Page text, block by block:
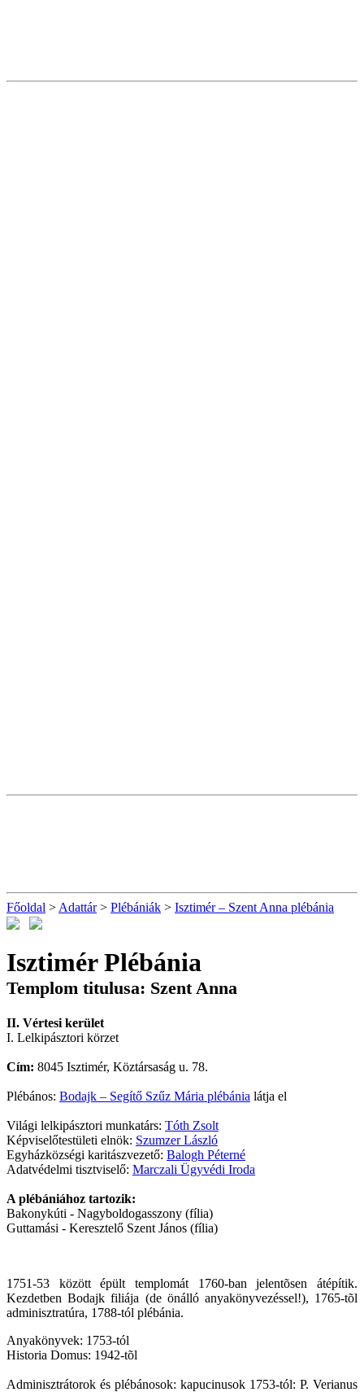
Főoldal > Adattár> Plébániák > Isztimér – Szent Anna plébánia
Isztimér Plébánia
Templom titulusa: Szent Anna
II. Vértesi kerület
I. Lelkipásztori körzet
Cím: 8045 Isztimér, Köztársaság u. 78.
Plébános: Bodajk – Segítő Szűz Mária plébánia látja el
Világi lelkipásztori munkatárs: Tóth Zsolt
Képviselőtestületi elnök: Szumzer László
Egyházközségi karitászvezető: Balogh Péterné
Adatvédelmi tisztviselő: Marczali Ügyvédi Iroda
A plébániához tartozik:
Bakonykúti - Nagyboldogasszony (fília)
Guttamási - Keresztelő Szent János (fília)
1751-53 között épült templomát 1760-ban jelentõsen átépítik.
Kezdetben Bodajk filiája (de önálló anyakönyvezéssel!), 1765-tõl
adminisztratúra, 1788-tól plébánia.
Anyakönyvek: 1753-tól
Historia Domus: 1942-tõl
Adminisztrátorok és plébánosok: kapucinusok 1753-tól: P. Verianus